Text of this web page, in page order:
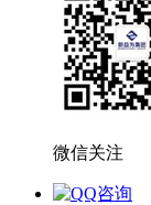
微信关注